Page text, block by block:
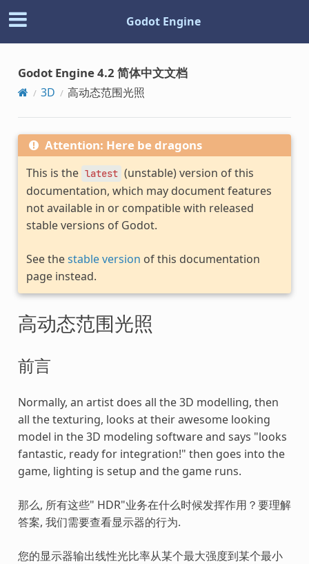
Godot Engine
Godot Engine 4.2 简体中文文档
3D 高动态范围光照
Attention: Here be dragons
This is the latest (unstable) version of this
documentation, which may document features
not available in or compatible with released
stable versions of Godot.
See thestable version of this documentation
page instead.
高动态范围光照
前言
Normally, an artist does all the 3D modelling, then
all the texturing, looks at their awesome looking
model in the 3D modeling software and says "looks
fantastic, ready for integration!" then goes into the
game, lighting is setup and the game runs.
那么, 所有这些" HDR"业务在什么时候发挥作用？要理解
答案, 我们需要查看显示器的行为.
您的显示器输出线性光比率从某个最大强度到某个最小